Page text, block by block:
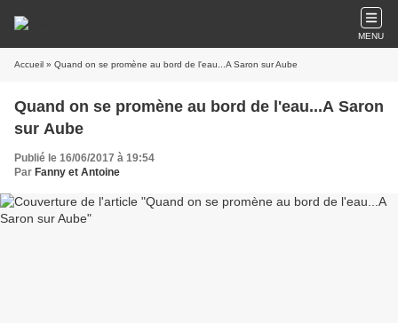
MENU
Accueil » Quand on se promène au bord de l'eau...A Saron sur Aube
Quand on se promène au bord de l'eau...A Saron
sur Aube
Publié le 16/06/2017 à 19:54
Par Fanny et Antoine